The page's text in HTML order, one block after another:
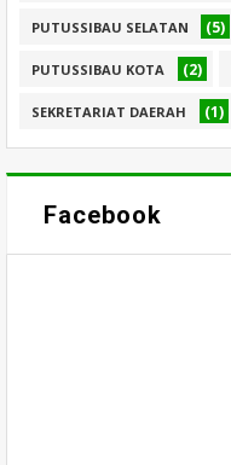
PUTUSSIBAU SELATAN (5)
PUTUSSIBAU KOTA (2)
SEKRETARIAT DAERAH (1)
Facebook